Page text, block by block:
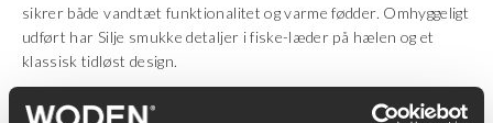
sikrer både vandtæt funktionalitet og varme fødder. Omhyggeligt
udført har Silje smukke detaljer i fiske-læder på hælen og et
klassisk tidløst design.
Pasform: Silje Warm har en lidt smallere pasform da det varme